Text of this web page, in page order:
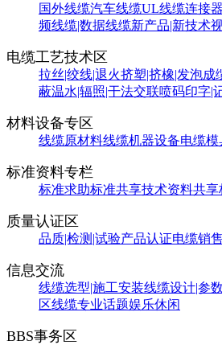
国外线缆汽车线缆UL线缆连接
频线缆|数据线缆新产品|新技术
电缆工艺技术区
拉丝|绞线|退火挤塑|挤橡|发泡成
蔽温水|辐照|干法交联喷码印字|
材料设备专区
线缆原材料线缆机器设备电缆模
标准资料专栏
标准求助标准共享技术资料共享
质量认证区
品质|检测|试验产品认证电缆销售
信息交流
线缆选型|施工安装线缆设计|参
区线缆专业话题娱乐休闲
BBS事务区